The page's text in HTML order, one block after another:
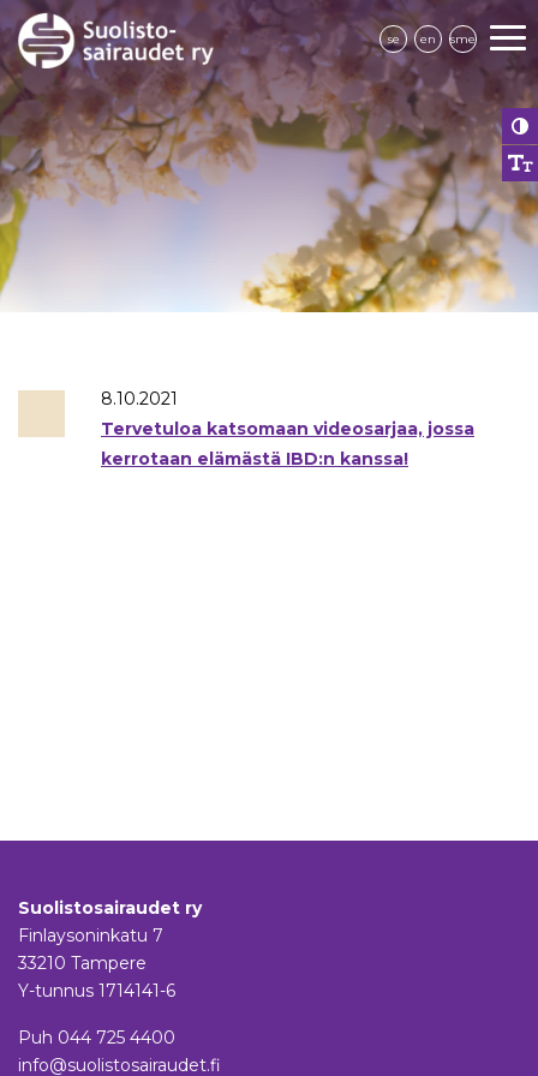
se en sme
8.10.2021
Tervetuloa katsomaan videosarjaa, jossa
kerrotaan elämästä IBD:n kanssa!
Suolistosairaudet ry
Finlaysoninkatu 7
33210 Tampere
Y-tunnus 1714141-6
Puh 044 725 4400
info@suolistosairaudet.fi